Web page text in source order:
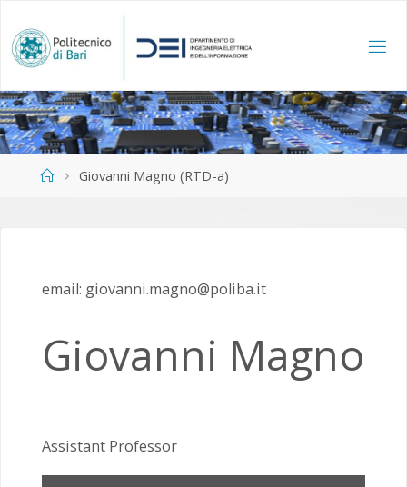
contenuto
HomeGiovanni Magno (RTD-a)
email: giovanni.magno@poliba.it
Giovanni Magno
Assistant Professor